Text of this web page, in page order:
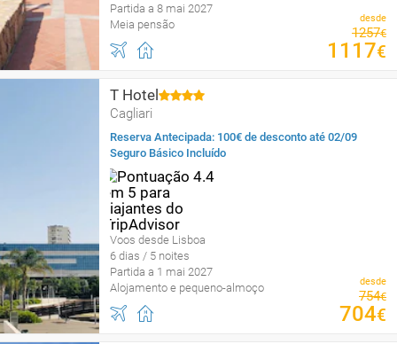
Partida a 8 mai 2027
Meia pensão
desde
1257€
1117€
T Hotel
Cagliari
Reserva Antecipada: 100€ de desconto até 02/09
Seguro Básico Incluído
Voos desde Lisboa
6 dias / 5 noites
Partida a 1 mai 2027
Alojamento e pequeno-almoço
desde
754€
704€